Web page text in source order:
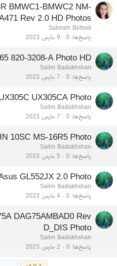
BMWC1-BMWC2 NM-
Rev 2.0 HD Photos
Salimeh Bolboli
پاسخ‌ها 0 9 مارس 2023
820-3208-A Photo HD
Salim Badakhshan
پاسخ‌ها 0 7 مارس 2023
UX305CA Photo
Salim Badakhshan
پاسخ‌ها 0 7 مارس 2023
10SC MS-16R5 Photo
Salim Badakhshan
پاسخ‌ها 0 5 مارس 2023
GL552JX 2.0 Photo
Salim Badakhshan
پاسخ‌ها 0 4 مارس 2023
DAG75AMBAD0 Rev
D_DIS Photo
Salim Badakhshan
پاسخ‌ها 0 2 مارس 2023